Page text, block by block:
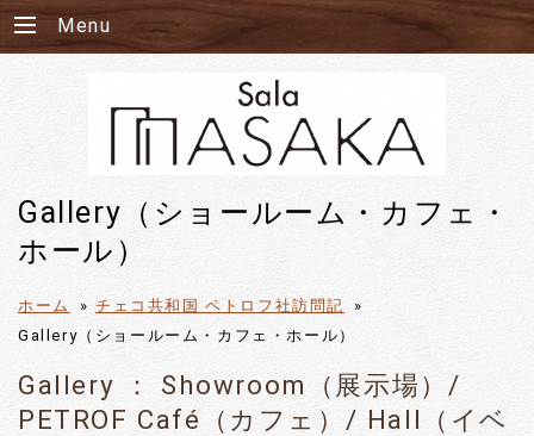
Menu
Gallery（ショールーム・カフェ・
ホール）
ホーム » チェコ共和国 ペトロフ社訪問記
»
Gallery（ショールーム・カフェ・ホール）
Gallery ： Showroom（展示場）/
PETROF Café（カフェ）/ Hall（イベ